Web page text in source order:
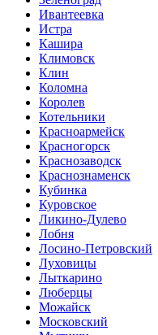
Ивантеевка
Истра
Кашира
Климовск
Клин
Коломна
Королев
Котельники
Красноармейск
Красногорск
Краснозаводск
Краснознаменск
Кубинка
Куровское
Ликино-Дулево
Лобня
Лосино-Петровский
Луховицы
Лыткарино
Люберцы
Можайск
Московский